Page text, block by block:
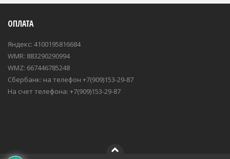
ОПЛАТА
Яндекс: 4100195816684
WMR: 883290290994
WMZ: 667446785248
Сбербанк: на телефон +7(909)153-29-87
На счет телефона: +7(909)153-29-87